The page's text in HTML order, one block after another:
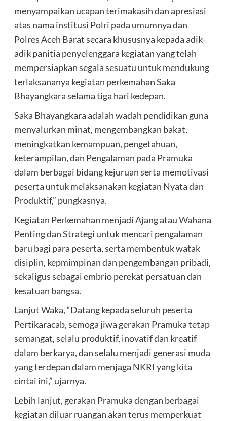
menyampaikan ucapan terimakasih dan apresiasi
atas nama institusi Polri pada umumnya dan
Polres Aceh Barat secara khususnya kepada adik-
adik panitia penyelenggara kegiatan yang telah
mempersiapkan segala sesuatu untuk mendukung
terlaksananya kegiatan perkemahan Saka
Bhayangkara selama tiga hari kedepan.
Saka Bhayangkara adalah wadah pendidikan guna
menyalurkan minat, mengembangkan bakat,
meningkatkan kemampuan, pengetahuan,
keterampilan, dan Pengalaman pada Pramuka
dalam berbagai bidang kejuruan serta memotivasi
peserta untuk melaksanakan kegiatan Nyata dan
Produktif,” pungkasnya.
Kegiatan Perkemahan menjadi Ajang atau Wahana
Penting dan Strategi untuk mencari pengalaman
baru bagi para peserta, serta membentuk watak
disiplin, kepmimpinan dan pengembangan pribadi,
sekaligus sebagai embrio perekat persatuan dan
kesatuan bangsa.
Lanjut Waka, “Datang kepada seluruh peserta
Pertikaracab, semoga jiwa gerakan Pramuka tetap
semangat, selalu produktif, inovatif dan kreatif
dalam berkarya, dan selalu menjadi generasi muda
yang terdepan dalam menjaga NKRI yang kita
cintai ini,” ujarnya.
Lebih lanjut, gerakan Pramuka dengan berbagai
kegiatan diluar ruangan akan terus memperkuat